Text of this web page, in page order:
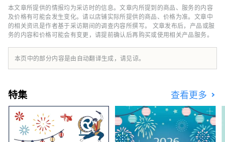
博会场馆、京都、大阪、关西以及日本各地的网
络平台，共同构建文化艺术、经济社会之间的良
性循环，并致力于创造一个充满光彩的美好未
来。我们希望世博会能够成为与世界各国在多元
文化艺术、科学技术和经济领域拓展合作共创的
契机。
厦，大阪市北区梅田3-4-5，邮编：530-0001
邮箱：info@yumeshimakikou.com 电话：
06-6136-8803
***************************************
本文章所提供的情报均为采访时的信息。文章内所提到的商品、服务的内容
及价格有可能会发生变化。请以店铺实际所提供的商品、价格为准。文章中
的相关资讯是作者基于采访期间的调查内容所撰写。 文章发布后，产品或服
务的内容和价格可能会有变更，请提前确认后再购买或使用相关产品服务。
本页中的部分内容是由自动翻译生成，请见谅。
特集 查看更多